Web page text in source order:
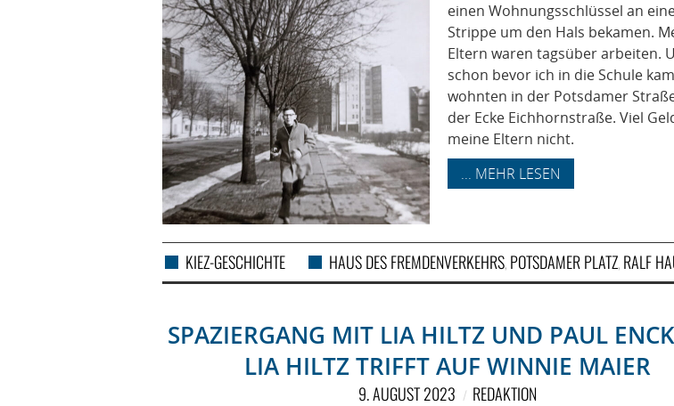
einen Wohnungsschlüssel an
Strippe um den Hals bekamen.
Eltern waren tagsüber arbeiten.
schon bevor ich in die Schule
wohnten in der Potsdamer
der Ecke Eichhornstraße. Viel
meine Eltern nicht.
... MEHR LESEN
KIEZ-GESCHICHTE HAUS DES FREMDENVERKEHRS, POTSDAMER PLATZ, RALF
SPAZIERGANG MIT LIA HILTZ UND PAUL
LIA HILTZ TRIFFT AUF WINNIE MAIER
9. AUGUST 2023 REDAKTION